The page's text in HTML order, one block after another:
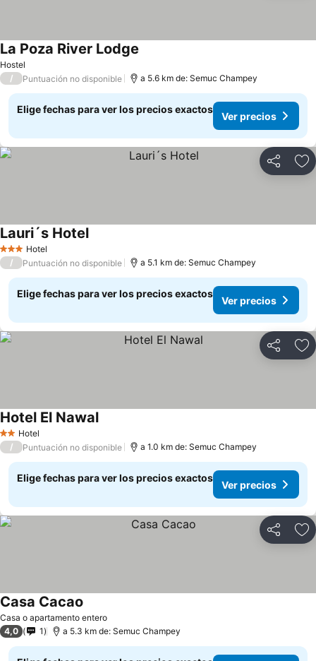
Hostel
La Poza River Lodge
/ Puntuación no disponible a 5.6 km de: Semuc Champey
Elige fechas para ver los precios exactos
Ver precios
Compartir
3 Estrellas
Hotel
Lauri´s HotelVer precios
/ Puntuación no disponible a 5.1 km de: Semuc Champey
Elige fechas para ver los precios exactos
Ver precios
Compartir
2 Estrellas
Hotel
Hotel El NawalVer precios
/ Puntuación no disponible a 1.0 km de: Semuc Champey
Elige fechas para ver los precios exactos
Ver precios
Compartir
Casa o apartamento entero
Casa Cacao
4,0 1 a 5.3 km de: Semuc Champey